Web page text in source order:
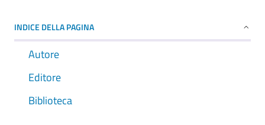
INDICE DELLA PAGINA
Autore
Editore
Biblioteca